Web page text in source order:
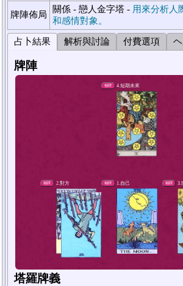
牌陣佈局
關係 - 戀人金字塔 - 用來分析人
和感情對象。
占卜結果 解析與討論 付費選項
牌陣
塔羅牌義